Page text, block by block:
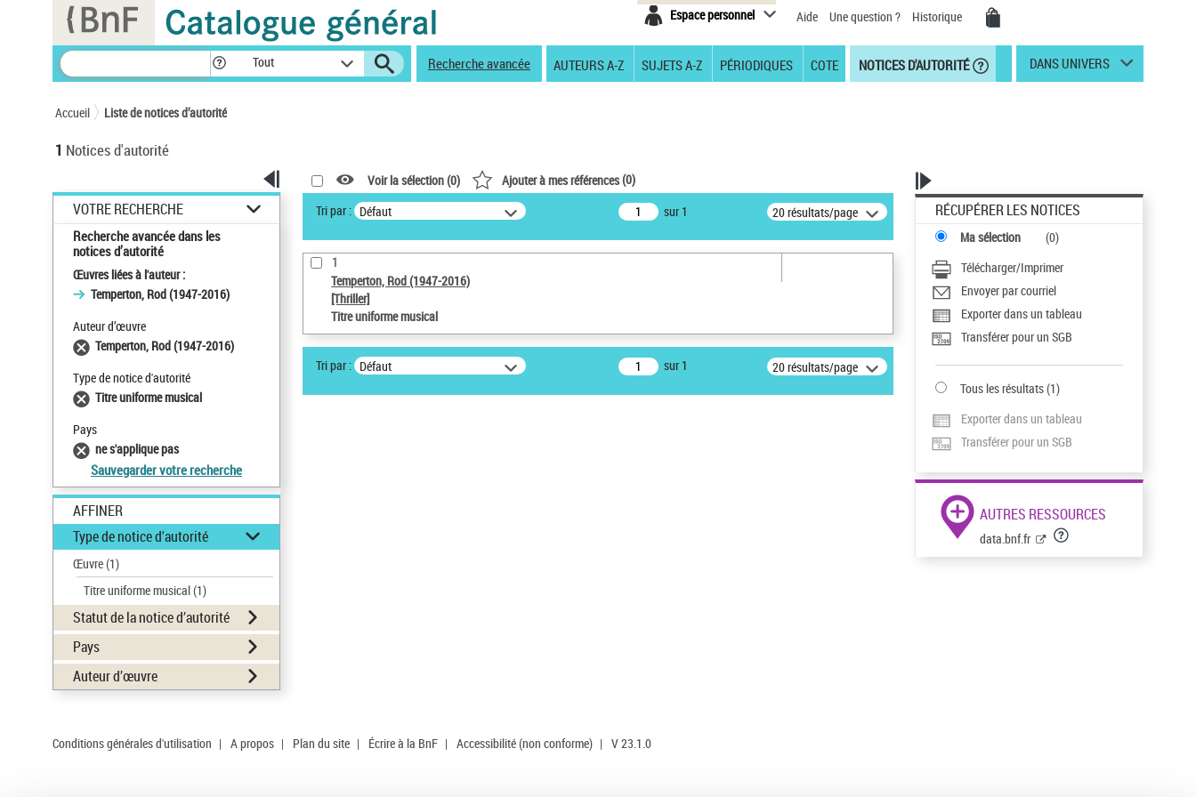
Espace personnel Aide Une question ? Historique
Tout Recherche avancée AUTEURS A-Z SUJETS A-Z PÉRIODIQUES COTE NOTICES D'AUTORITÉ DANS UNIVERS
Accueil Liste de notices d’autorité
1 Notices d'autorité
VOTRE RECHERCHE
Recherche avancée dans les
notices d’autorité
Œuvres liées à l'auteur :
Temperton, Rod (1947-2016)
Auteur d’œuvre
Temperton, Rod (1947-2016)
Type de notice d'autorité
Titre uniforme musical
Pays
ne s'applique pas
Sauvegarder votre recherche
AFFINER
Type de notice d'autorité
Œuvre(1)
Titre uniforme musical(1)
Statut de la notice d’autorité
Pays
Auteur d’œuvre
Voir la sélection (0) Ajouter à mes références(0)
Tri par : Défaut sur 1 20 résultats/page
1
Temperton, Rod (1947-2016)
[Thriller]
Titre uniforme musical
Tri par : Défaut sur 1 20 résultats/page
RÉCUPÉRER LES NOTICES
Ma sélection (0)
Télécharger/Imprimer
Envoyer par courriel
Exporter dans un tableau
Transférer pour un SGB
Tous les résultats(1)
Exporter dans un tableau
Transférer pour un SGB
AUTRES RESSOURCES
data.bnf.fr
Conditions générales d'utilisation | A propos | Plan du site | Écrire à la BnF | Accessibilité (non conforme) | V 23.1.0
Panneau de gestion des cookies